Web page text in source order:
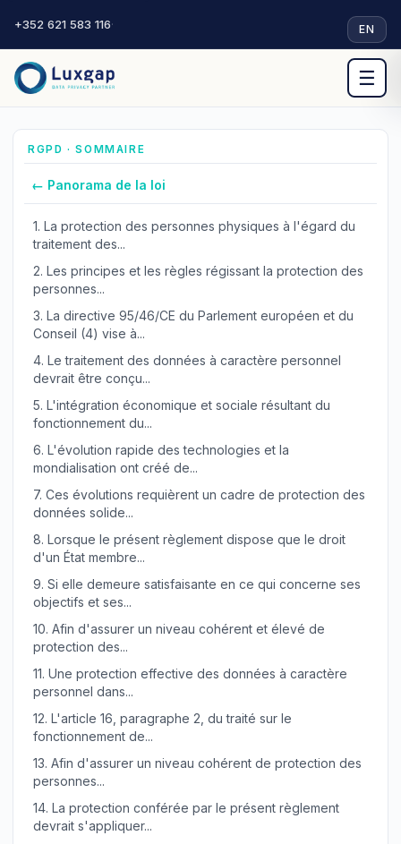
+352 621 583 116· EN
☰
RGPD · SOMMAIRE
← Panorama de la loi
1. La protection des personnes physiques à l'égard du
traitement des...
2. Les principes et les règles régissant la protection des
personnes...
3. La directive 95/46/CE du Parlement européen et du
Conseil (4) vise à...
4. Le traitement des données à caractère personnel
devrait être conçu...
5. L'intégration économique et sociale résultant du
fonctionnement du...
6. L'évolution rapide des technologies et la
mondialisation ont créé de...
7. Ces évolutions requièrent un cadre de protection des
données solide...
8. Lorsque le présent règlement dispose que le droit
d'un État membre...
9. Si elle demeure satisfaisante en ce qui concerne ses
objectifs et ses...
10. Afin d'assurer un niveau cohérent et élevé de
protection des...
11. Une protection effective des données à caractère
personnel dans...
12. L'article 16, paragraphe 2, du traité sur le
fonctionnement de...
13. Afin d'assurer un niveau cohérent de protection des
personnes...
14. La protection conférée par le présent règlement
devrait s'appliquer...